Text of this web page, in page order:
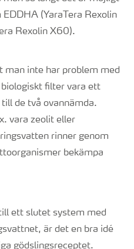
(YaraTera Rexolin
Rexolin X60).
man inte har problem med
filter vara ett
de två ovannämda.
vara zeolit eller
rinner genom
bekämpa
ett slutet system med
är det en bra idé
gödslingsreceptet.